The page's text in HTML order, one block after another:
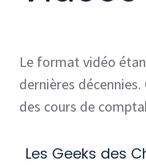
Le format vidéo
dernières
des cours de
Les Geeks des